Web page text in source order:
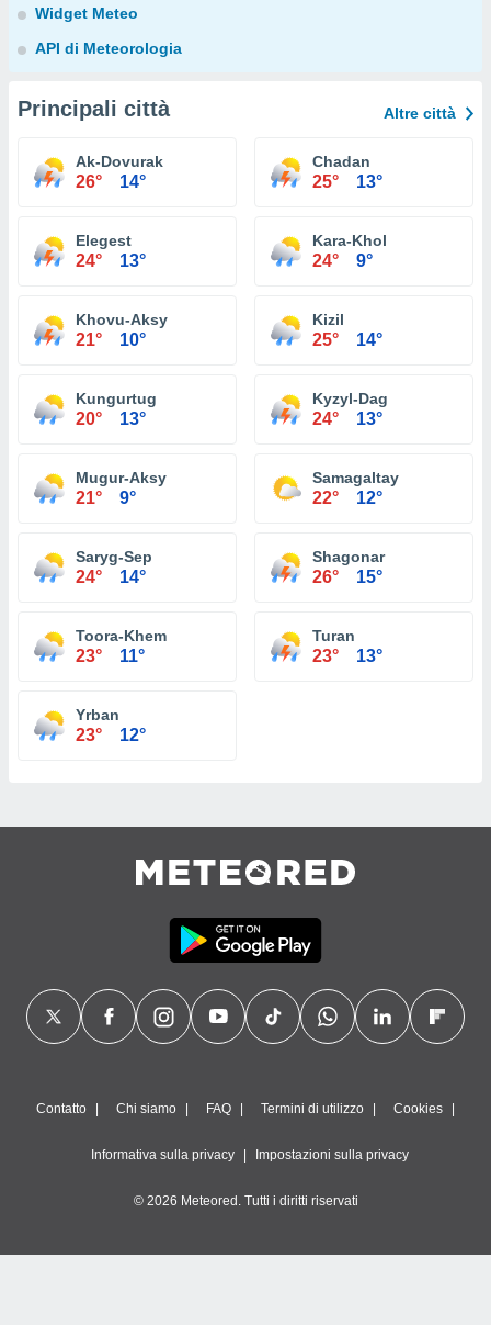
Widget Meteo
API di Meteorologia
Principali città Altre città
Ak-Dovurak
26° 14°
Chadan
25° 13°
Elegest
24° 13°
Kara-Khol
24° 9°
Khovu-Aksy
21° 10°
Kizil
25° 14°
Kungurtug
20° 13°
Kyzyl-Dag
24° 13°
Mugur-Aksy
21° 9°
Samagaltay
22° 12°
Saryg-Sep
24° 14°
Shagonar
26° 15°
Toora-Khem
23° 11°
Turan
23° 13°
Yrban
23° 12°
Contatto Chi siamo FAQ Termini di utilizzo Cookies
Informativa sulla privacy Impostazioni sulla privacy
© 2026 Meteored. Tutti i diritti riservati